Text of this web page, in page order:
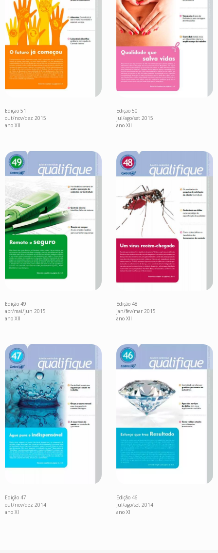
Edição 51
out/nov/dez 2015
ano XII
Edição 50
jul/ago/set 2015
ano XII
Edição 49
abr/mai/jun 2015
ano XII
Edição 48
jan/fev/mar 2015
ano XII
Edição 47
out/nov/dez 2014
ano XI
Edição 46
jul/ago/set 2014
ano XI